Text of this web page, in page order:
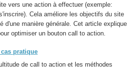
vers une action à effectuer (exemple:
Cela améliore les objectifs du site
d'une manière générale. Cet article explique
optimiser un bouton call to action.
pratique
de call to action et les méthodes